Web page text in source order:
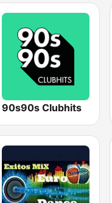
90s90s Clubhits